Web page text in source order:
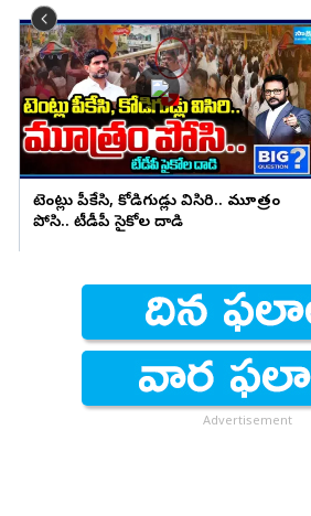
టెంట్లు పీకేసి, కోడిగుడ్లు విసిరి.. మూత్రం
పోసి.. టీడీపీ సైకోల దాడి
Advertisement